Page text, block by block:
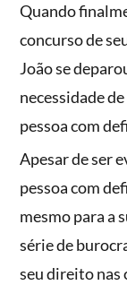
Quando
concurso de
João se
necessidade
pessoa com
Apesar de ser
pessoa com
mesmo para a
série de
seu direito nas